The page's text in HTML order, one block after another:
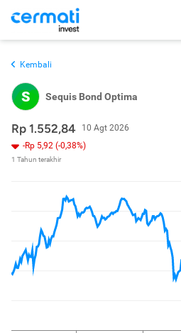
Kembali
S Sequis Bond Optima
Rp 1.552,84
10 Agt 2026
-Rp 5,92 (-0,38%)
1 Tahun terakhir